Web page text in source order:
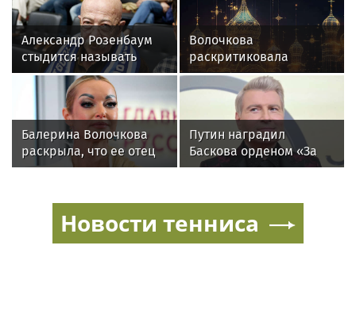
Александр Розенбаум
стыдится называть
себя звездой
Волочкова
раскритиковала
концерт Билана в
Москве за плохую
организацию
Балерина Волочкова
раскрыла, что ее отец
не может
инсульта
Путин наградил
Баскова орденом «За
заслуги перед
Новости тенниса